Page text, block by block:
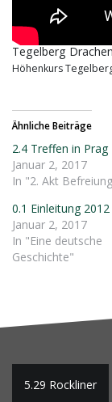
Tegelberg
Höhenkurs
Ähnliche Beiträge
2.4 Treffen in Prag
Januar 2, 2017
In "2. Akt
0.1 Einleitung 2012
Januar 2, 2017
In "Eine deutsche
Geschichte"
5.29 Rockliner